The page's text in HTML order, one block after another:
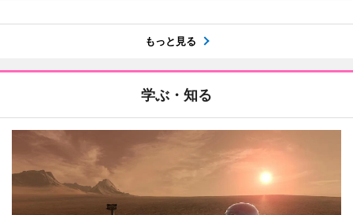
もっと見る
学ぶ・知る